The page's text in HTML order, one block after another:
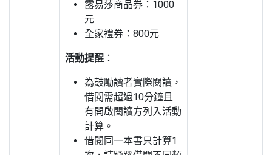
露易莎商品券：1000
元
全家禮券：800元
活動提醒 ：
為鼓勵讀者實際閱讀，
借閱需超過10分鐘且
有開啟閱讀方列入活動
計算。
借閱同一本書只計算1